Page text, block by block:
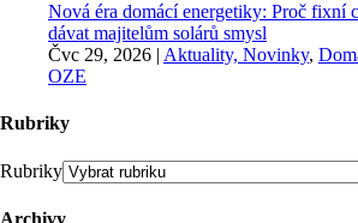
Nová éra domácí energetiky: Proč fixní
dávat majitelům solárů smysl
Čvc 29, 2026 | Aktuality, Novinky,
OZE
Rubriky
Rubriky
Archivy